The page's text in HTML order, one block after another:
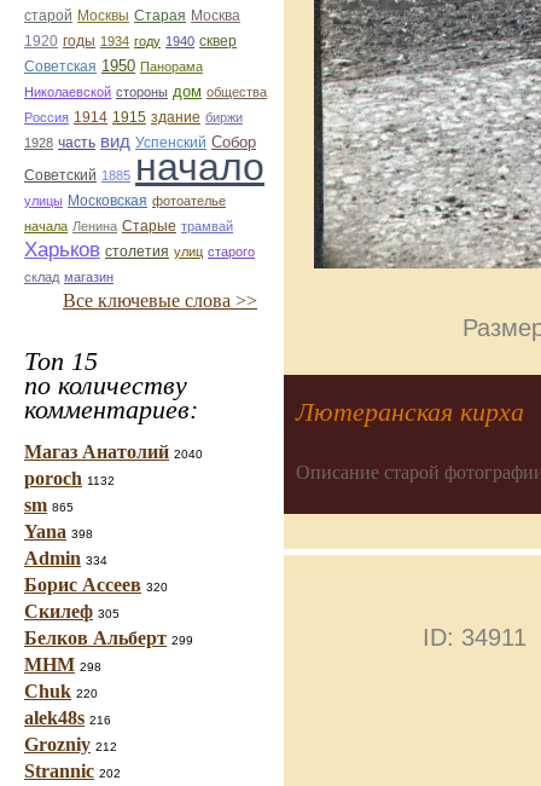
старой Москвы Старая Москва
1920 годы 1934 году 1940 сквер
Советская 1950 Панорама
Николаевской стороны дом общества
Россия 1914 1915 здание биржи
1928 часть вид Успенский Собор
Советский 1885 начало
улицы Московская фотоателье
начала Ленина Старые трамвай
Харьков столетия улиц старого
склад магазин
Все ключевые слова >>
Топ 15
по количеству
комментариев:
Магаз Анатолий 2040
poroch 1132
sm 865
Yana 398
Admin 334
Борис Ассеев 320
Скилеф 305
Белков Альберт 299
МНМ 298
Chuk 220
alek48s 216
Grozniy 212
Strannic 202
Лютеранская кирха
Описание старой
ID: